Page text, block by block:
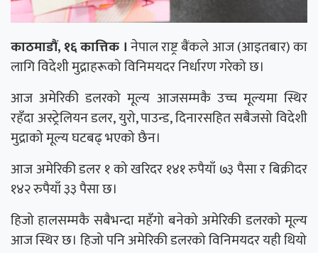
काठमाडौं, १६ कात्तिक ।नेपाल राष्ट्र बैंकले आज (आइतबार) का
लागि विदेशी मुद्राहरूको विनिमयदर निर्धारण गरेको छ।
आज अमेरिकी डलरको मूल्य आजसम्मकै उच्च मूल्यमा स्थिर
रहँदा अस्ट्रेलियन डलर, युरो, पाउन्ड, दिनारसहित सबैजसो विदेशी
मुद्राको मूल्य घटबढ् भएको छैन।
आज अमेरिकी डलर १ को खरिदर १४१ रुपैयाँ ७३ पैसा र बिक्रीदर
१४२ रुपैयाँ ३३ पैसा छ।
हिजो हालसम्मकै सबैभन्दा महँगो बनेको अमेरिकी डलरको मूल्य
आज स्थिर छ। हिजो पनि अमेरिकी डलरको विनिमयदर यही थियो